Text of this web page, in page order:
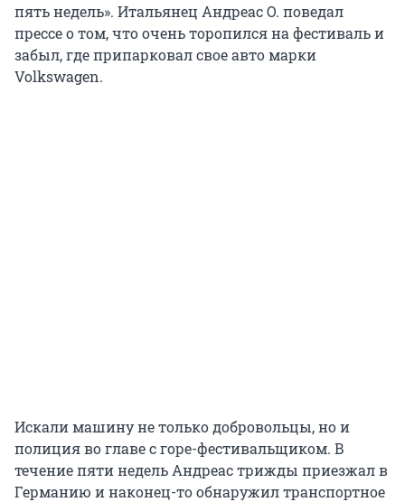
пять недель». Итальянец Андреас О. поведал
прессе о том, что очень торопился на фестиваль и
забыл, где припарковал свое авто марки
Volkswagen.
Искали машину не только добровольцы, но и
полиция во главе с горе-фестивальщиком. В
течение пяти недель Андреас трижды приезжал в
Германию и наконец-то обнаружил транспортное